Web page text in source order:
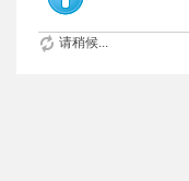
请稍候...